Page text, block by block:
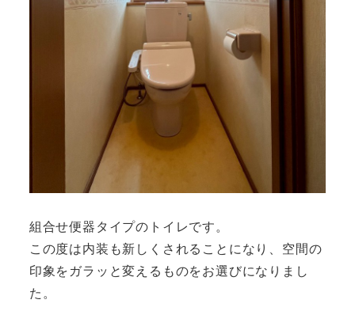
組合せ便器タイプのトイレです。
この度は内装も新しくされることになり、空間の
印象をガラッと変えるものをお選びになりまし
た。